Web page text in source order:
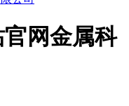
网金属科